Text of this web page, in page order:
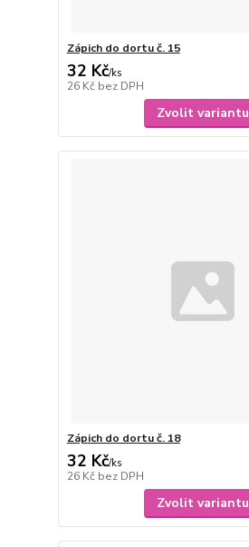
Zápich do dortu č. 15
32 Kč/ks
26 Kč bez DPH
Zvolit variantu
Zápich do dortu č. 18
32 Kč/ks
26 Kč bez DPH
Zvolit variantu